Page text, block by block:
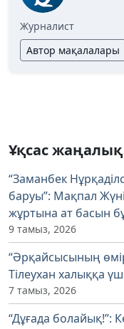
Журналист
Автор мақалалары
Ұқсас жаңалық
“Заманбек
баруы”: Мақпал
жұртына ат басын
9 тамыз, 2026
“Әрқайсысының
Тілеухан халыққа
7 тамыз, 2026
“Дұғада болайық!”: